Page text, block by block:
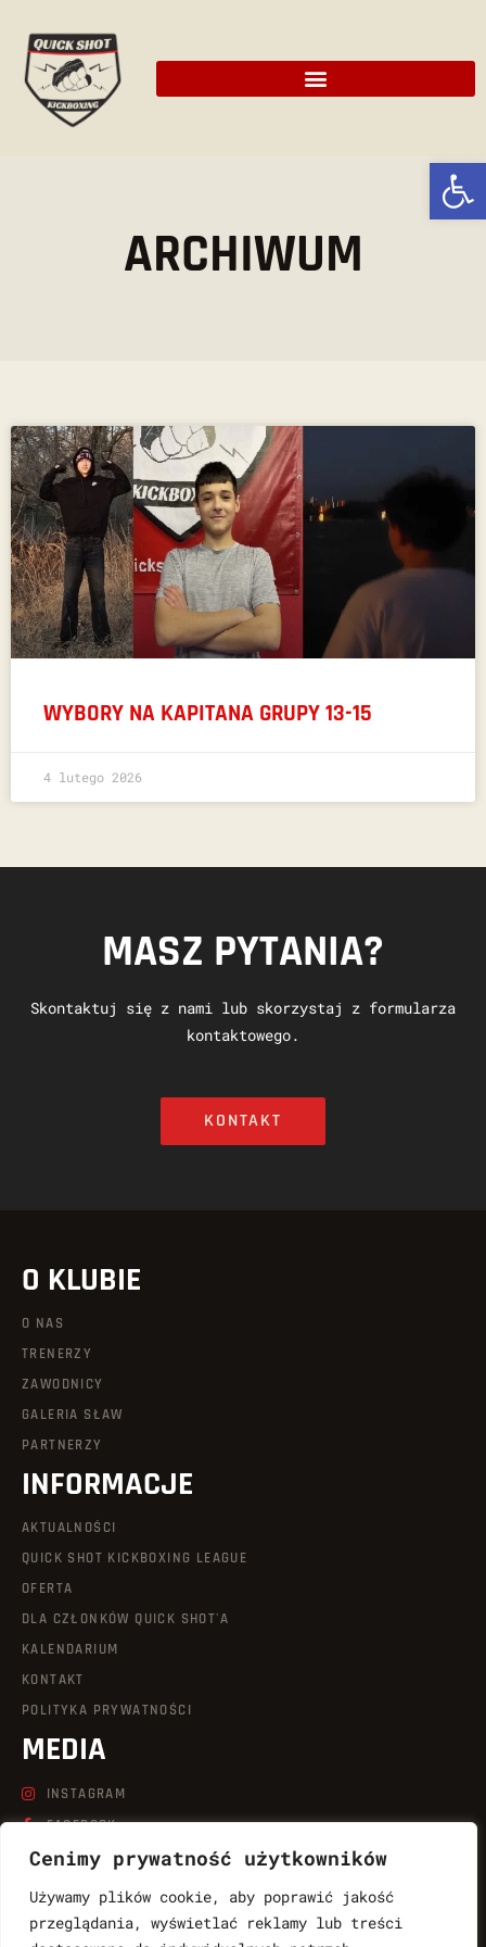
Cenimy prywatność użytkowników
Używamy plików cookie, aby poprawić jakość
przeglądania, wyświetlać reklamy lub treści
ARCHIWUM
WYBORY NA KAPITANA GRUPY 13-15
4 lutego 2026
MASZ PYTANIA?
Skontaktuj się z nami lub skorzystaj z formularza
kontaktowego.
KONTAKT
O KLUBIE
O NAS
TRENERZY
ZAWODNICY
GALERIA SŁAW
PARTNERZY
INFORMACJE
AKTUALNOŚCI
QUICK SHOT KICKBOXING LEAGUE
OFERTA
DLA CZŁONKÓW QUICK SHOT'A
KALENDARIUM
KONTAKT
POLITYKA PRYWATNOŚCI
MEDIA
INSTAGRAM
FACEBOOK
LINKEDIN
YOUTUBE